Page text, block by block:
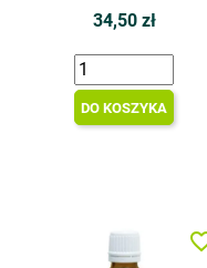
34,50 zł
DO KOSZYKA